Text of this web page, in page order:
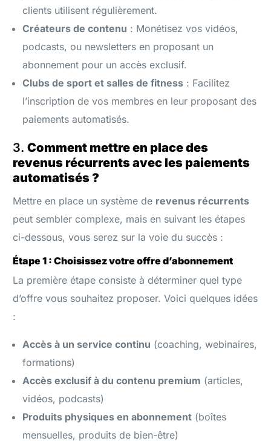
clients utilisent régulièrement.
Créateurs de contenu : Monétisez vos vidéos,
podcasts, ou newsletters en proposant un
abonnement pour un accès exclusif.
Clubs de sport et salles de fitness : Facilitez
l’inscription de vos membres en leur proposant des
paiements automatisés.
3.Comment mettre en place des
revenus récurrents avec les paiements
automatisés ?
Mettre en place un système de revenus récurrents
peut sembler complexe, mais en suivant les étapes
ci-dessous, vous serez sur la voie du succès :
Étape 1 : Choisissez votre offre d’abonnement
La première étape consiste à déterminer quel type
d’offre vous souhaitez proposer. Voici quelques idées
:
Accès à un service continu (coaching, webinaires,
formations)
Accès exclusif à du contenu premium (articles,
vidéos, podcasts)
Produits physiques en abonnement (boîtes
mensuelles, produits de bien-être)